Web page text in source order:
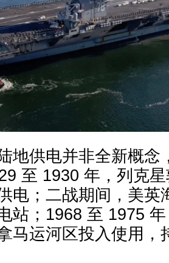
地供电并非全新概念
至 1930 年，列克
电；二战期间，美英
站；1968 至 1975
马运河区投入使用，